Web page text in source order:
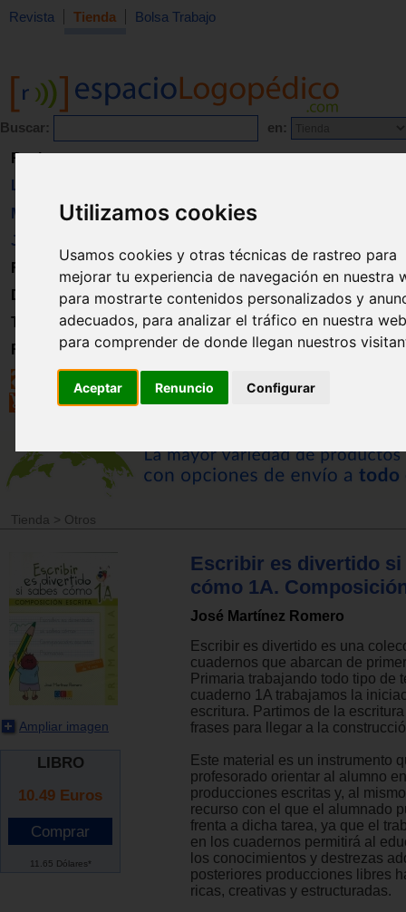
Utilizamos cookies
Usamos cookies y otras técnicas de rastreo para
mejorar tu experiencia de navegación en nuestra
para mostrarte contenidos personalizados y
adecuados, para analizar el tráfico en nuestra
para comprender de donde llegan nuestros
Aceptar Renuncio Configurar
Revista Tienda Bolsa Trabajo
Buscar: en:
Revista
Libros
Material
Juguetes
Formación
Directorio
Trabajo
Registro
Tienda > Otros
Ampliar imagen
LIBRO
10.49 Euros
11.65 Dólares*
Escribir es divertido si
cómo 1A.
José Martínez Romero
Escribir es divertido es una
cuadernos que abarcan de
Primaria trabajando todo tipo de
cuaderno 1A trabajamos la
escritura. Partimos de la
frases para llegar a la
Este material es un instrumento
profesorado orientar al alumno
producciones escritas y, al
recurso con el que el alumnado
frenta a dicha tarea, ya que el
en los cuadernos permitirá al
los conocimientos y destrezas
posteriores producciones libres
ricas, creativas y estructuradas.